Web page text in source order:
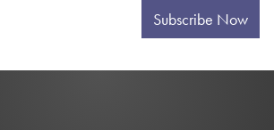
Subscribe Now